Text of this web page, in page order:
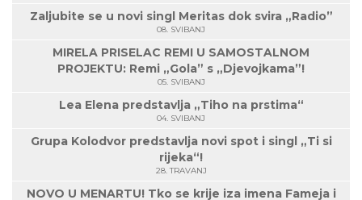
Zaljubite se u novi singl Meritas dok svira „Radio”
08. SVIBANJ
MIRELA PRISELAC REMI U SAMOSTALNOM
PROJEKTU: Remi „Gola” s „Djevojkama”!
05. SVIBANJ
Lea Elena predstavlja „Tiho na prstima“
04. SVIBANJ
Grupa Kolodvor predstavlja novi spot i singl „Ti si
rijeka“!
28. TRAVANJ
NOVO U MENARTU! Tko se krije iza imena Fameja i